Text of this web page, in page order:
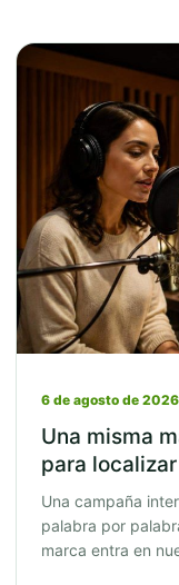
6 de agosto de 2026
Una misma
para
Una campaña
palabra por
marca entra en